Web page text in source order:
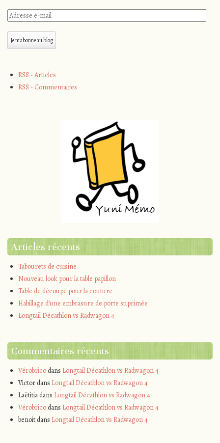
Adresse
mail
Je m'abonne au blog
RSS - Articles
RSS - Commentaires
Articles récents
Tabourets de cuisine
Nouveau look pour la table papillon
Table de découpe pour la couture
Habillage d’une embrasure de porte suprimée
Longtail Décathlon vs Radwagon 4
Commentaires récents
Vérobricodans Longtail Décathlon vs Radwagon 4
Victordans Longtail Décathlon vs Radwagon 4
Laëtitiadans Longtail Décathlon vs Radwagon 4
Vérobricodans Longtail Décathlon vs Radwagon 4
benoitdans Longtail Décathlon vs Radwagon 4